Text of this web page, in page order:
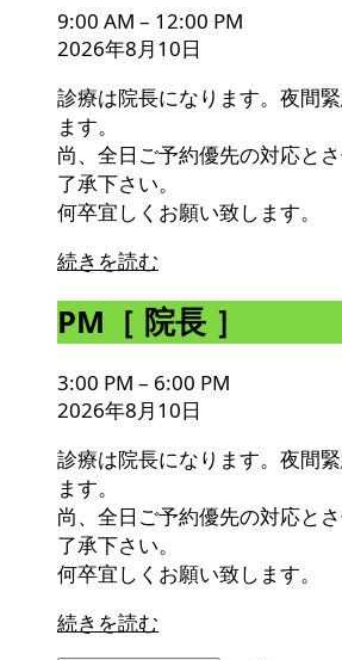
長
］
9:00 AM – 12:00 PM
2026年8月10日
診療は院長になります。夜間
ます。
尚、全日ご予約優先の対応と
了承下さい。
何卒宜しくお願い致します。
続きを読む
PM［
院
長
］
PM［ 院長 ］
3:00 PM – 6:00 PM
2026年8月10日
診療は院長になります。夜間
ます。
尚、全日ご予約優先の対応と
了承下さい。
何卒宜しくお願い致します。
続きを読む